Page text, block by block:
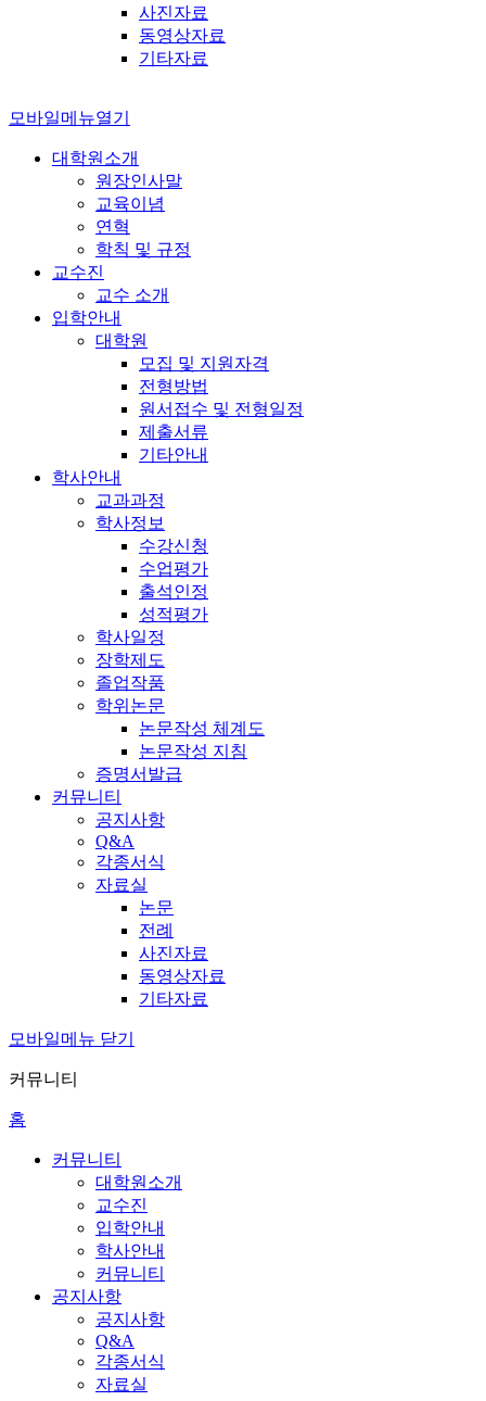
사진자료
동영상자료
기타자료
모바일메뉴열기
대학원소개
원장인사말
교육이념
연혁
학칙 및 규정
교수진
교수 소개
입학안내
대학원
모집 및 지원자격
전형방법
원서접수 및 전형일정
제출서류
기타안내
학사안내
교과과정
학사정보
수강신청
수업평가
출석인정
성적평가
학사일정
장학제도
졸업작품
학위논문
논문작성 체계도
논문작성 지침
증명서발급
커뮤니티
공지사항
Q&A
각종서식
자료실
논문
전례
사진자료
동영상자료
기타자료
모바일메뉴 닫기
커뮤니티
홈
커뮤니티
대학원소개
교수진
입학안내
학사안내
커뮤니티
공지사항
공지사항
Q&A
각종서식
자료실